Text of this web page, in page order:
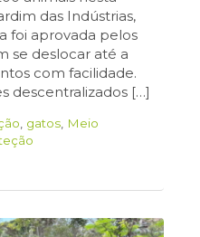
das Indústrias,
foi aprovada pelos
se deslocar até a
com facilidade.
descentralizados […]
gatos Meio